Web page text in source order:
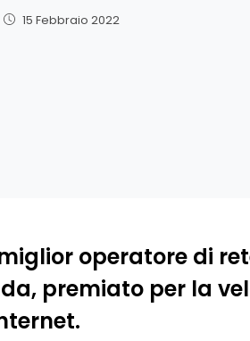
15 Febbraio 2022
operatore di
premiato per la